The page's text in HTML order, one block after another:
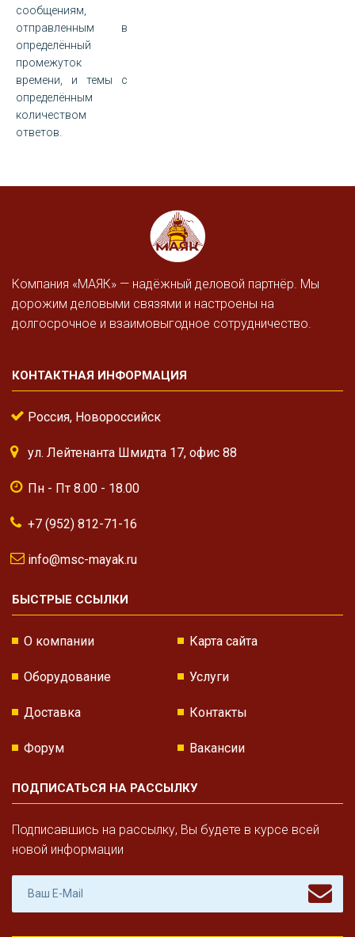
сообщениям,
отправленным в
определённый
промежуток
времени, и темы с
определённым
количеством
ответов.
Компания «МАЯК» — надёжный деловой партнёр. Мы
дорожим деловыми связями и настроены на
долгосрочное и взаимовыгодное сотрудничество.
КОНТАКТНАЯ ИНФОРМАЦИЯ
Россия, Новороссийск
ул. Лейтенанта Шмидта 17, офис 88
Пн - Пт 8.00 - 18.00
+7 (952) 812-71-16
info@msc-mayak.ru
БЫСТРЫЕ ССЫЛКИ
О компании Карта сайта
Оборудование Услуги
Доставка Контакты
Форум Вакансии
ПОДПИСАТЬСЯ НА РАССЫЛКУ
Подписавшись на рассылку, Вы будете в курсе всей
новой информации